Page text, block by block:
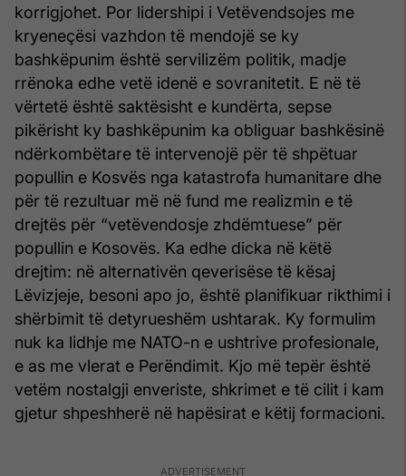
korrigjohet. Por lidershipi i Vetëvendsojes me
kryeneçësi vazhdon të mendojë se ky
bashkëpunim është servilizëm politik, madje
rrënoka edhe vetë idenë e sovranitetit. E në të
vërtetë është saktësisht e kundërta, sepse
pikërisht ky bashkëpunim ka obliguar bashkësinë
ndërkombëtare të intervenojë për të shpëtuar
popullin e Kosvës nga katastrofa humanitare dhe
për të rezultuar më në fund me realizmin e të
drejtës për “vetëvendosje zhdëmtuese” për
popullin e Kosovës. Ka edhe dicka në këtë
drejtim: në alternativën qeverisëse të kësaj
Lëvizjeje, besoni apo jo, është planifikuar rikthimi i
shërbimit të detyrueshëm ushtarak. Ky formulim
nuk ka lidhje me NATO-n e ushtrive profesionale,
e as me vlerat e Perëndimit. Kjo më tepër është
vetëm nostalgji enveriste, shkrimet e të cilit i kam
gjetur shpeshherë në hapësirat e këtij formacioni.